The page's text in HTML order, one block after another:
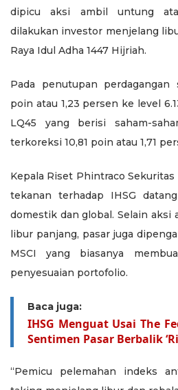
dipicu aksi ambil untung
dilakukan investor menjelang
Raya Idul Adha 1447 Hijriah.
Pada penutupan perdagangan
poin atau 1,23 persen ke level
LQ45 yang berisi saham-
terkoreksi 10,81 poin atau 1,71
Kepala Riset Phintraco
tekanan terhadap IHSG
domestik dan global. Selain aksi
libur panjang, pasar juga
MSCI yang biasanya
penyesuaian portofolio.
Baca juga:
IHSG Menguat Usai The
Sentimen Pasar Berbalik
“Pemicu pelemahan indeks